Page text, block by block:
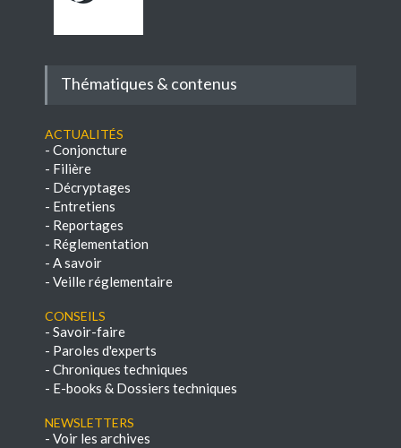
Thématiques & contenus
Actualités
- Conjoncture
- Filière
- Décryptages
- Entretiens
- Reportages
- Réglementation
- A savoir
- Veille réglementaire
Conseils
- Savoir-faire
- Paroles d'experts
- Chroniques techniques
- E-books & Dossiers techniques
NEWSLETTERS
- Voir les archives